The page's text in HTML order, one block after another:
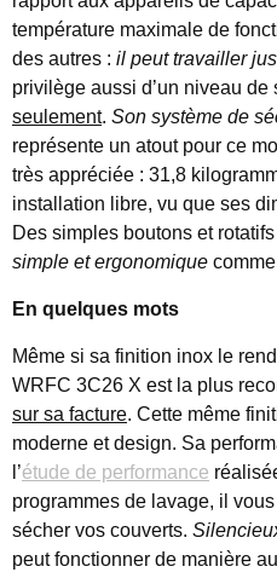
température maximale de
des autres : il peut travailler
privilège aussi d’un niveau
seulement. Son système de
représente un atout pour ce
très appréciée : 31,8
installation libre, vu que ses
Des simples boutons et
simple et ergonomique
En quelques mots
Même si sa finition inox le
WRFC 3C26 X est la plus
sur sa facture. Cette même
moderne et design. Sa
l’étude de performance
programmes de lavage, il
sécher vos couverts.
peut fonctionner de manière